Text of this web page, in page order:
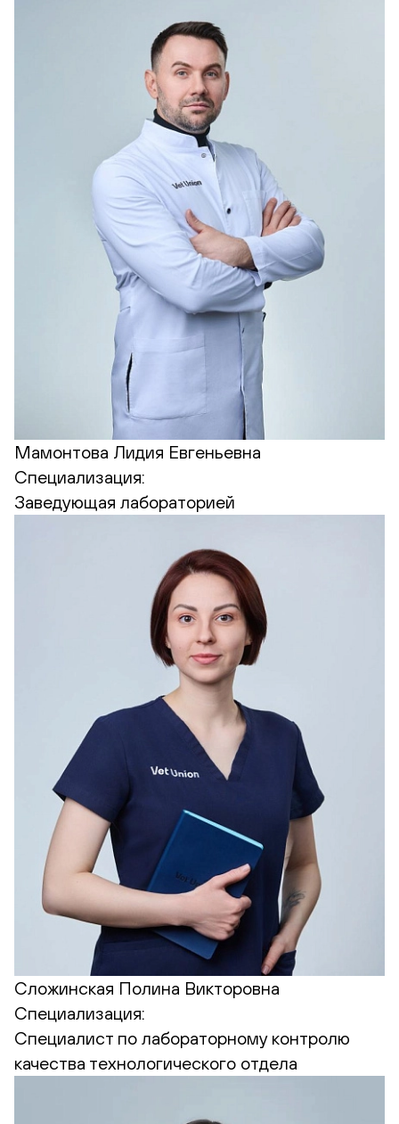
Мамонтова Лидия Евгеньевна
Специализация:
Заведующая лабораторией
Сложинская Полина Викторовна
Специализация:
Cпециалист по лабораторному контролю
качества технологического отдела